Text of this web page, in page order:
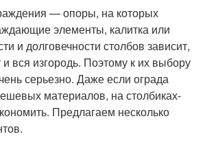
— опоры, на которых
элементы, калитка или
и долговечности столбов зависит,
вся изгородь. Поэтому к их выбору
серьезно. Даже если ограда
материалов, на столбиках-
Предлагаем несколько